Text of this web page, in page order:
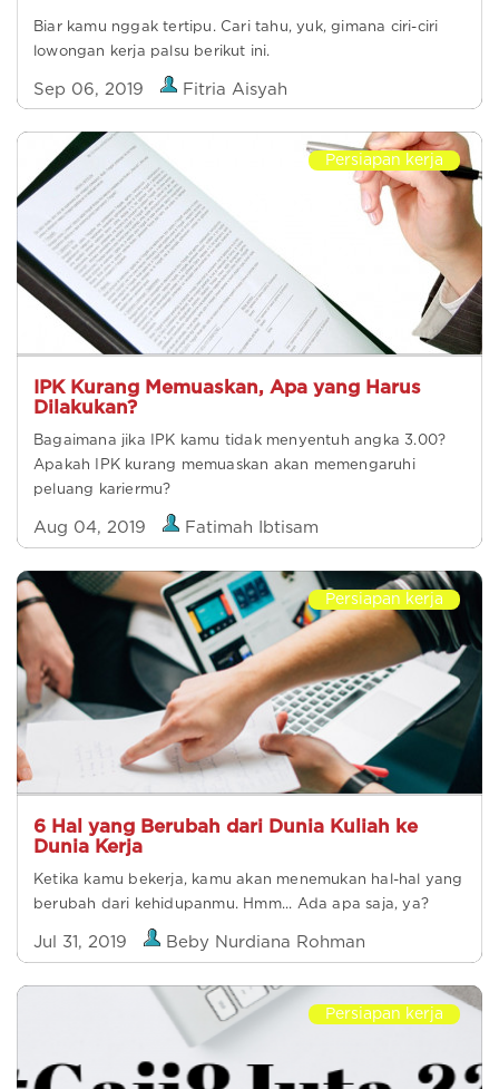
Biar kamu nggak tertipu. Cari tahu, yuk, gimana ciri-ciri
lowongan kerja palsu berikut ini.
Sep 06, 2019 Fitria Aisyah
Persiapan kerja
IPK Kurang Memuaskan, Apa yang Harus
Dilakukan?
Bagaimana jika IPK kamu tidak menyentuh angka 3.00?
Apakah IPK kurang memuaskan akan memengaruhi
peluang kariermu?
Aug 04, 2019 Fatimah Ibtisam
Persiapan kerja
6 Hal yang Berubah dari Dunia Kuliah ke
Dunia Kerja
Ketika kamu bekerja, kamu akan menemukan hal-hal yang
berubah dari kehidupanmu. Hmm... Ada apa saja, ya?
Jul 31, 2019 Beby Nurdiana Rohman
Persiapan kerja